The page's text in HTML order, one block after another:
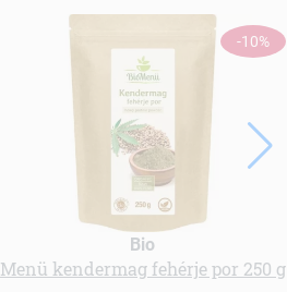
-10%
Bio
Menü kendermag fehérje por 250 g